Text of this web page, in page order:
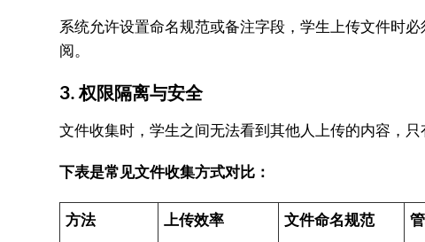
系统允许设置命名规范或备注字段，学生上传文件时
阅。
3. 权限隔离与安全
文件收集时，学生之间无法看到其他人上传的内容，
下表是常见文件收集方式对比：
方法 上传效率 文件命名规范